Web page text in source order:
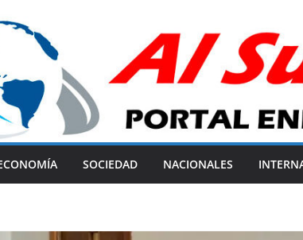
SOCIEDAD NACIONALES